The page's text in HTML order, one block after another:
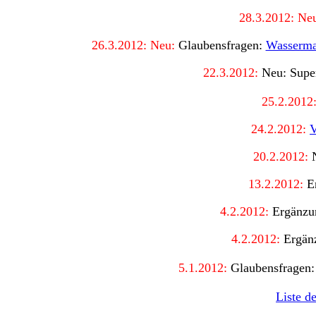
28.3.2012:
26.3.2012: Neu: Glaubensfragen:
22.3.2012: Neu:
24.2.2012:
20.2.2012:
13.2.2012:
4.2.2012:
4.2.2012:
5.1.2012:
Liste